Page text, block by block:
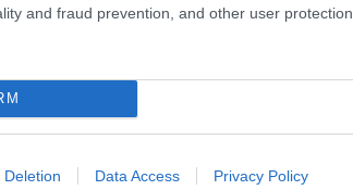
and fraud prevention, and other user protection.
Deletion Data Access Privacy Policy
az élmenőkön kívül egyedüliként tudta
belül, ami persze a tavalyi 9-hez képest
azért ez sem semmi.